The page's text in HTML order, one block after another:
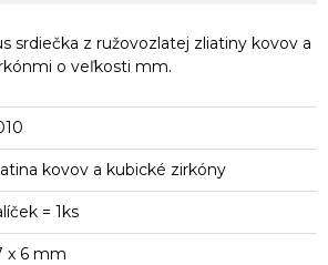
srdiečka z ružovozlatej zliatiny kovov a
o veľkosti mm.
kovov a kubické zirkóny
= 1ks
x 6 mm